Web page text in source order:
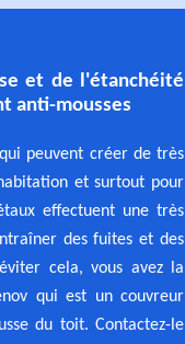
et de l'étanchéité
anti-mousses
peuvent créer de très
et surtout pour
effectuent une très
des fuites et des
cela, vous avez la
qui est un couvreur
du toit. Contactez-le